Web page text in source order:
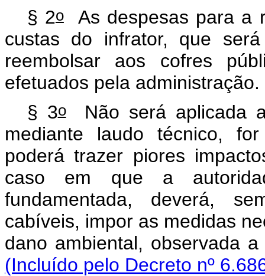
§ 2oAs despesas para a
custas do infrator, que
reembolsar aos cofres
efetuados pela administração.
§ 3oNão será aplicada a
mediante laudo técnico,
poderá trazer piores
caso em que a
fundamentada, deverá,
cabíveis, impor as medidas
dano ambiental,
(Incluído pelo Decreto nº